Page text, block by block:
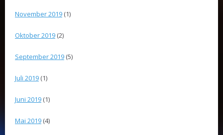
November 2019 (1)
Oktober 2019 (2)
September 2019 (5)
Juli 2019 (1)
Juni 2019 (1)
Mai 2019 (4)